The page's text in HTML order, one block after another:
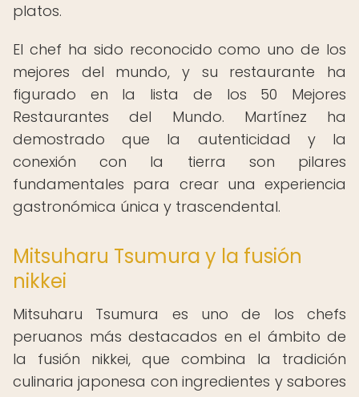
platos.
El chef ha sido reconocido como uno de los
mejores del mundo, y su restaurante ha
figurado en la lista de los 50 Mejores
Restaurantes del Mundo. Martínez ha
demostrado que la autenticidad y la
conexión con la tierra son pilares
fundamentales para crear una experiencia
gastronómica única y trascendental.
Mitsuharu Tsumura y la fusión
nikkei
Mitsuharu Tsumura es uno de los chefs
peruanos más destacados en el ámbito de
la fusión nikkei, que combina la tradición
culinaria japonesa con ingredientes y sabores